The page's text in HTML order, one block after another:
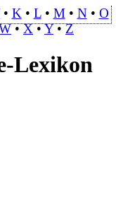
• K • L• M• N• O
•X•Y•Z
Lexikon